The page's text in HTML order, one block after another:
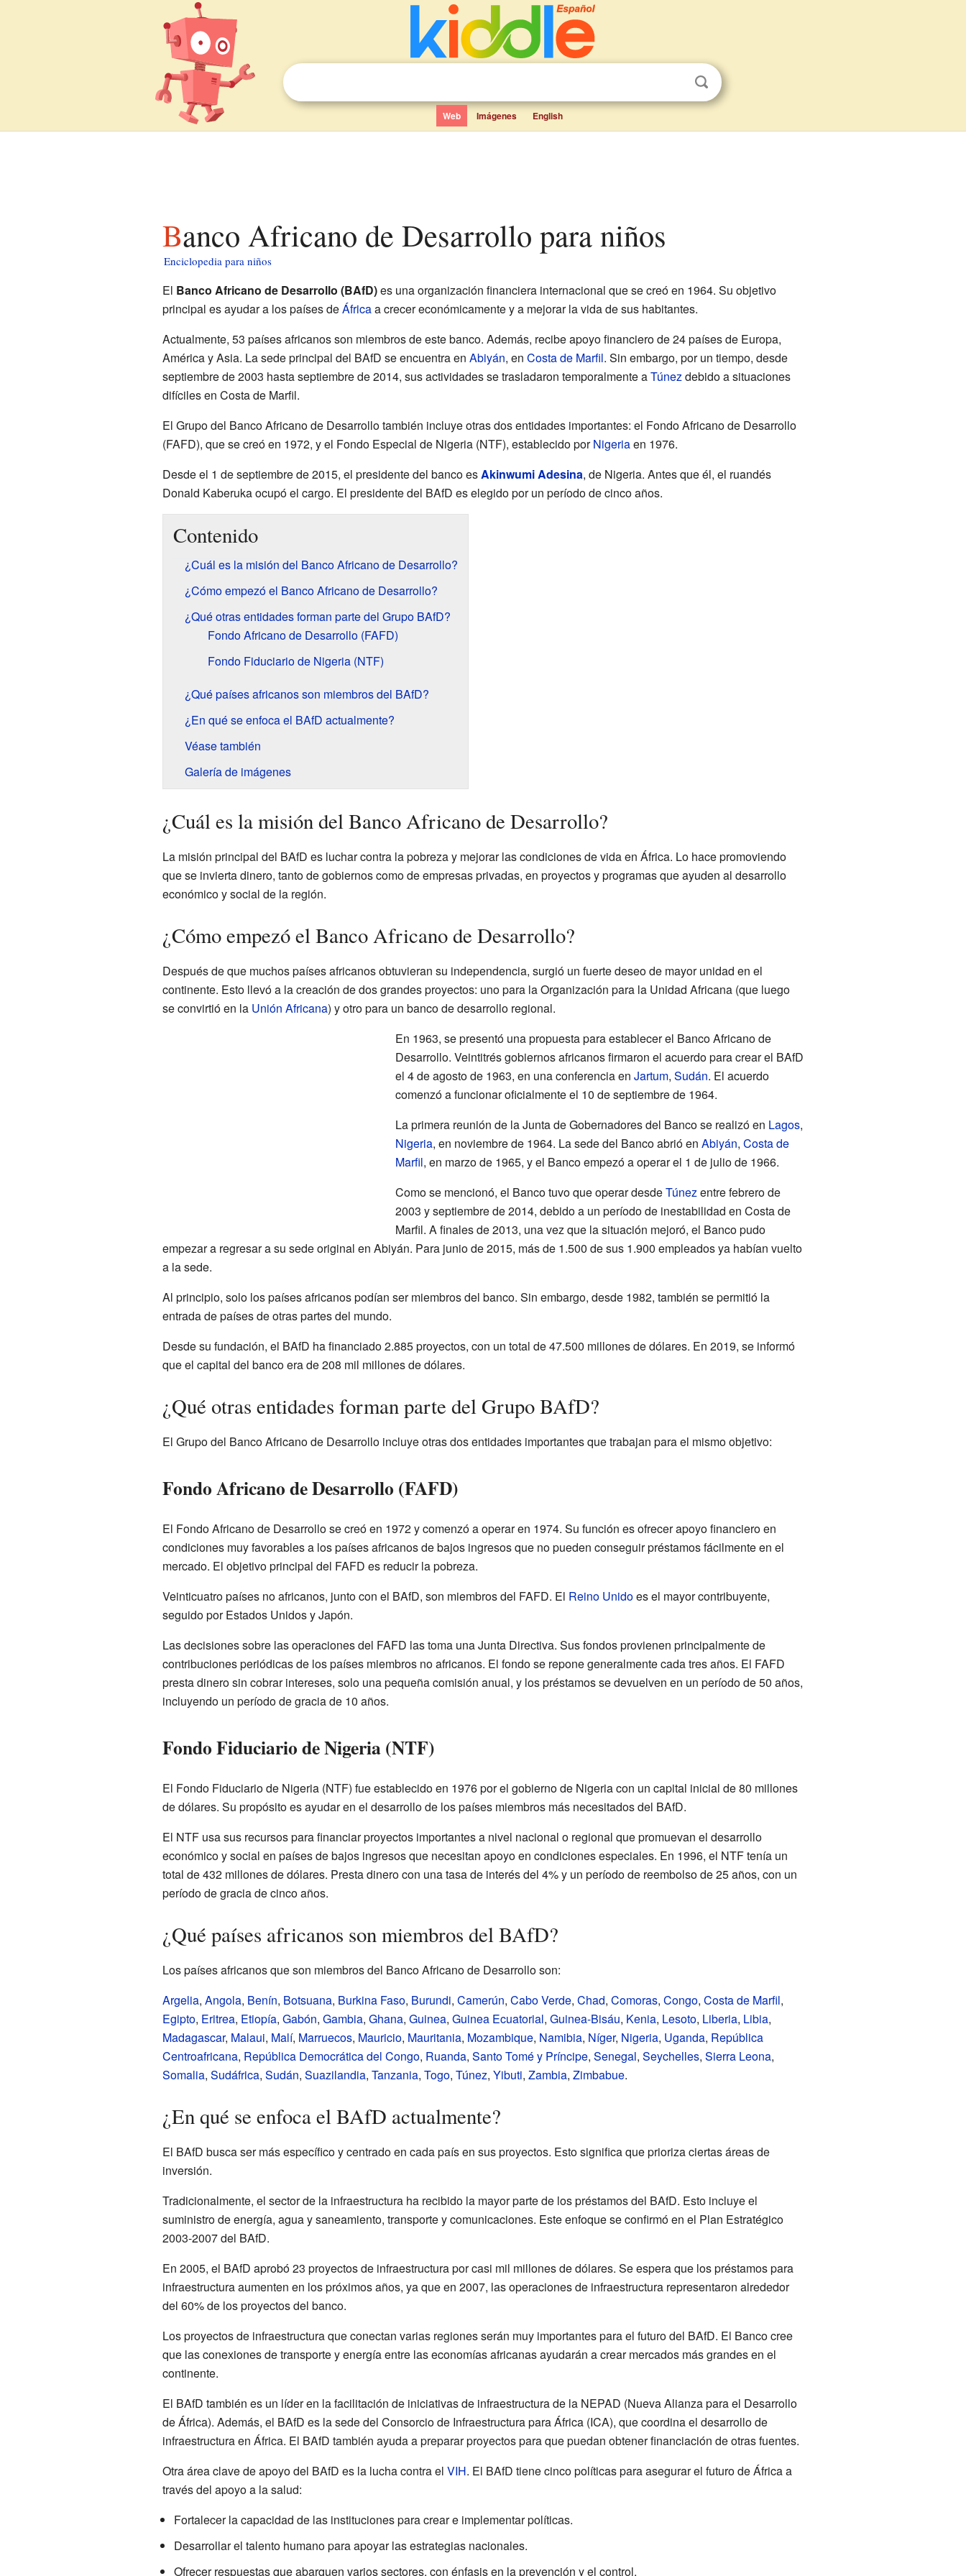
Web Imágenes English
Banco Africano de Desarrollo para niños
Enciclopedia para niños
El Banco Africano de Desarrollo (BAfD)es una organización financiera internacional que se creó en 1964. Su objetivo
principal es ayudar a los países deÁfricaa crecer económicamente y a mejorar la vida de sus habitantes.
Actualmente, 53 países africanos son miembros de este banco. Además, recibe apoyo financiero de 24 países de Europa,
América y Asia. La sede principal del BAfD se encuentra en Abiyán, en Costa de Marfil. Sin embargo, por un tiempo, desde
septiembre de 2003 hasta septiembre de 2014, sus actividades se trasladaron temporalmente aTúnezdebido a situaciones
difíciles en Costa de Marfil.
El Grupo del Banco Africano de Desarrollo también incluye otras dos entidades importantes: el Fondo Africano de Desarrollo
(FAFD), que se creó en 1972, y el Fondo Especial de Nigeria (NTF), establecido porNigeriaen 1976.
Desde el 1 de septiembre de 2015, el presidente del banco esAkinwumi Adesina, de Nigeria. Antes que él, el ruandés
Donald Kaberuka ocupó el cargo. El presidente del BAfD es elegido por un período de cinco años.
Contenido
¿Cuál es la misión del Banco Africano de Desarrollo?
¿Cómo empezó el Banco Africano de Desarrollo?
¿Qué otras entidades forman parte del Grupo BAfD?
Fondo Africano de Desarrollo (FAFD)
Fondo Fiduciario de Nigeria (NTF)
¿Qué países africanos son miembros del BAfD?
¿En qué se enfoca el BAfD actualmente?
Véase también
Galería de imágenes
¿Cuál es la misión del Banco Africano de Desarrollo?
La misión principal del BAfD es luchar contra la pobreza y mejorar las condiciones de vida en África. Lo hace promoviendo
que se invierta dinero, tanto de gobiernos como de empresas privadas, en proyectos y programas que ayuden al desarrollo
económico y social de la región.
¿Cómo empezó el Banco Africano de Desarrollo?
Después de que muchos países africanos obtuvieran su independencia, surgió un fuerte deseo de mayor unidad en el
continente. Esto llevó a la creación de dos grandes proyectos: uno para la Organización para la Unidad Africana (que luego
se convirtió en la Unión Africana) y otro para un banco de desarrollo regional.
En 1963, se presentó una propuesta para establecer el Banco Africano de
Desarrollo. Veintitrés gobiernos africanos firmaron el acuerdo para crear el BAfD
el 4 de agosto de 1963, en una conferencia en Jartum, Sudán. El acuerdo
comenzó a funcionar oficialmente el 10 de septiembre de 1964.
La primera reunión de la Junta de Gobernadores del Banco se realizó en Lagos,
Nigeria, en noviembre de 1964. La sede del Banco abrió en Abiyán, Costa de
Marfil, en marzo de 1965, y el Banco empezó a operar el 1 de julio de 1966.
Como se mencionó, el Banco tuvo que operar desdeTúnezentre febrero de
2003 y septiembre de 2014, debido a un período de inestabilidad en Costa de
Marfil. A finales de 2013, una vez que la situación mejoró, el Banco pudo
empezar a regresar a su sede original en Abiyán. Para junio de 2015, más de 1.500 de sus 1.900 empleados ya habían vuelto
a la sede.
Al principio, solo los países africanos podían ser miembros del banco. Sin embargo, desde 1982, también se permitió la
entrada de países de otras partes del mundo.
Desde su fundación, el BAfD ha financiado 2.885 proyectos, con un total de 47.500 millones de dólares. En 2019, se informó
que el capital del banco era de 208 mil millones de dólares.
¿Qué otras entidades forman parte del Grupo BAfD?
El Grupo del Banco Africano de Desarrollo incluye otras dos entidades importantes que trabajan para el mismo objetivo:
Fondo Africano de Desarrollo (FAFD)
El Fondo Africano de Desarrollo se creó en 1972 y comenzó a operar en 1974. Su función es ofrecer apoyo financiero en
condiciones muy favorables a los países africanos de bajos ingresos que no pueden conseguir préstamos fácilmente en el
mercado. El objetivo principal del FAFD es reducir la pobreza.
Veinticuatro países no africanos, junto con el BAfD, son miembros del FAFD. El Reino Unidoes el mayor contribuyente,
seguido por Estados Unidos y Japón.
Las decisiones sobre las operaciones del FAFD las toma una Junta Directiva. Sus fondos provienen principalmente de
contribuciones periódicas de los países miembros no africanos. El fondo se repone generalmente cada tres años. El FAFD
presta dinero sin cobrar intereses, solo una pequeña comisión anual, y los préstamos se devuelven en un período de 50 años,
incluyendo un período de gracia de 10 años.
Fondo Fiduciario de Nigeria (NTF)
El Fondo Fiduciario de Nigeria (NTF) fue establecido en 1976 por el gobierno de Nigeria con un capital inicial de 80 millones
de dólares. Su propósito es ayudar en el desarrollo de los países miembros más necesitados del BAfD.
El NTF usa sus recursos para financiar proyectos importantes a nivel nacional o regional que promuevan el desarrollo
económico y social en países de bajos ingresos que necesitan apoyo en condiciones especiales. En 1996, el NTF tenía un
total de 432 millones de dólares. Presta dinero con una tasa de interés del 4% y un período de reembolso de 25 años, con un
período de gracia de cinco años.
¿Qué países africanos son miembros del BAfD?
Los países africanos que son miembros del Banco Africano de Desarrollo son:
Argelia, Angola, Benín, Botsuana, Burkina Faso, Burundi, Camerún, Cabo Verde, Chad, Comoras, Congo, Costa de Marfil,
Egipto, Eritrea, Etiopía, Gabón, Gambia, Ghana, Guinea, Guinea Ecuatorial, Guinea-Bisáu, Kenia, Lesoto, Liberia, Libia,
Madagascar, Malaui, Malí, Marruecos, Mauricio, Mauritania, Mozambique, Namibia, Níger, Nigeria, Uganda, República
Centroafricana, República Democrática del Congo, Ruanda, Santo Tomé y Príncipe, Senegal, Seychelles, Sierra Leona,
Somalia, Sudáfrica, Sudán, Suazilandia, Tanzania, Togo, Túnez, Yibuti, Zambia, Zimbabue.
¿En qué se enfoca el BAfD actualmente?
El BAfD busca ser más específico y centrado en cada país en sus proyectos. Esto significa que prioriza ciertas áreas de
inversión.
Tradicionalmente, el sector de la infraestructura ha recibido la mayor parte de los préstamos del BAfD. Esto incluye el
suministro de energía, agua y saneamiento, transporte y comunicaciones. Este enfoque se confirmó en el Plan Estratégico
2003-2007 del BAfD.
En 2005, el BAfD aprobó 23 proyectos de infraestructura por casi mil millones de dólares. Se espera que los préstamos para
infraestructura aumenten en los próximos años, ya que en 2007, las operaciones de infraestructura representaron alrededor
del 60% de los proyectos del banco.
Los proyectos de infraestructura que conectan varias regiones serán muy importantes para el futuro del BAfD. El Banco cree
que las conexiones de transporte y energía entre las economías africanas ayudarán a crear mercados más grandes en el
continente.
El BAfD también es un líder en la facilitación de iniciativas de infraestructura de la NEPAD (Nueva Alianza para el Desarrollo
de África). Además, el BAfD es la sede del Consorcio de Infraestructura para África (ICA), que coordina el desarrollo de
infraestructura en África. El BAfD también ayuda a preparar proyectos para que puedan obtener financiación de otras fuentes.
Otra área clave de apoyo del BAfD es la lucha contra el VIH. El BAfD tiene cinco políticas para asegurar el futuro de África a
través del apoyo a la salud:
Fortalecer la capacidad de las instituciones para crear e implementar políticas.
Desarrollar el talento humano para apoyar las estrategias nacionales.
Ofrecer respuestas que abarquen varios sectores, con énfasis en la prevención y el control.